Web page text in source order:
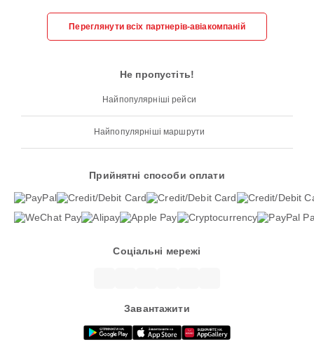
Переглянути всіх партнерів-авіакомпаній
Не пропустіть!
Найпопулярніші рейси
Найпопулярніші маршрути
Прийнятні способи оплати
Соціальні мережі
Завантажити